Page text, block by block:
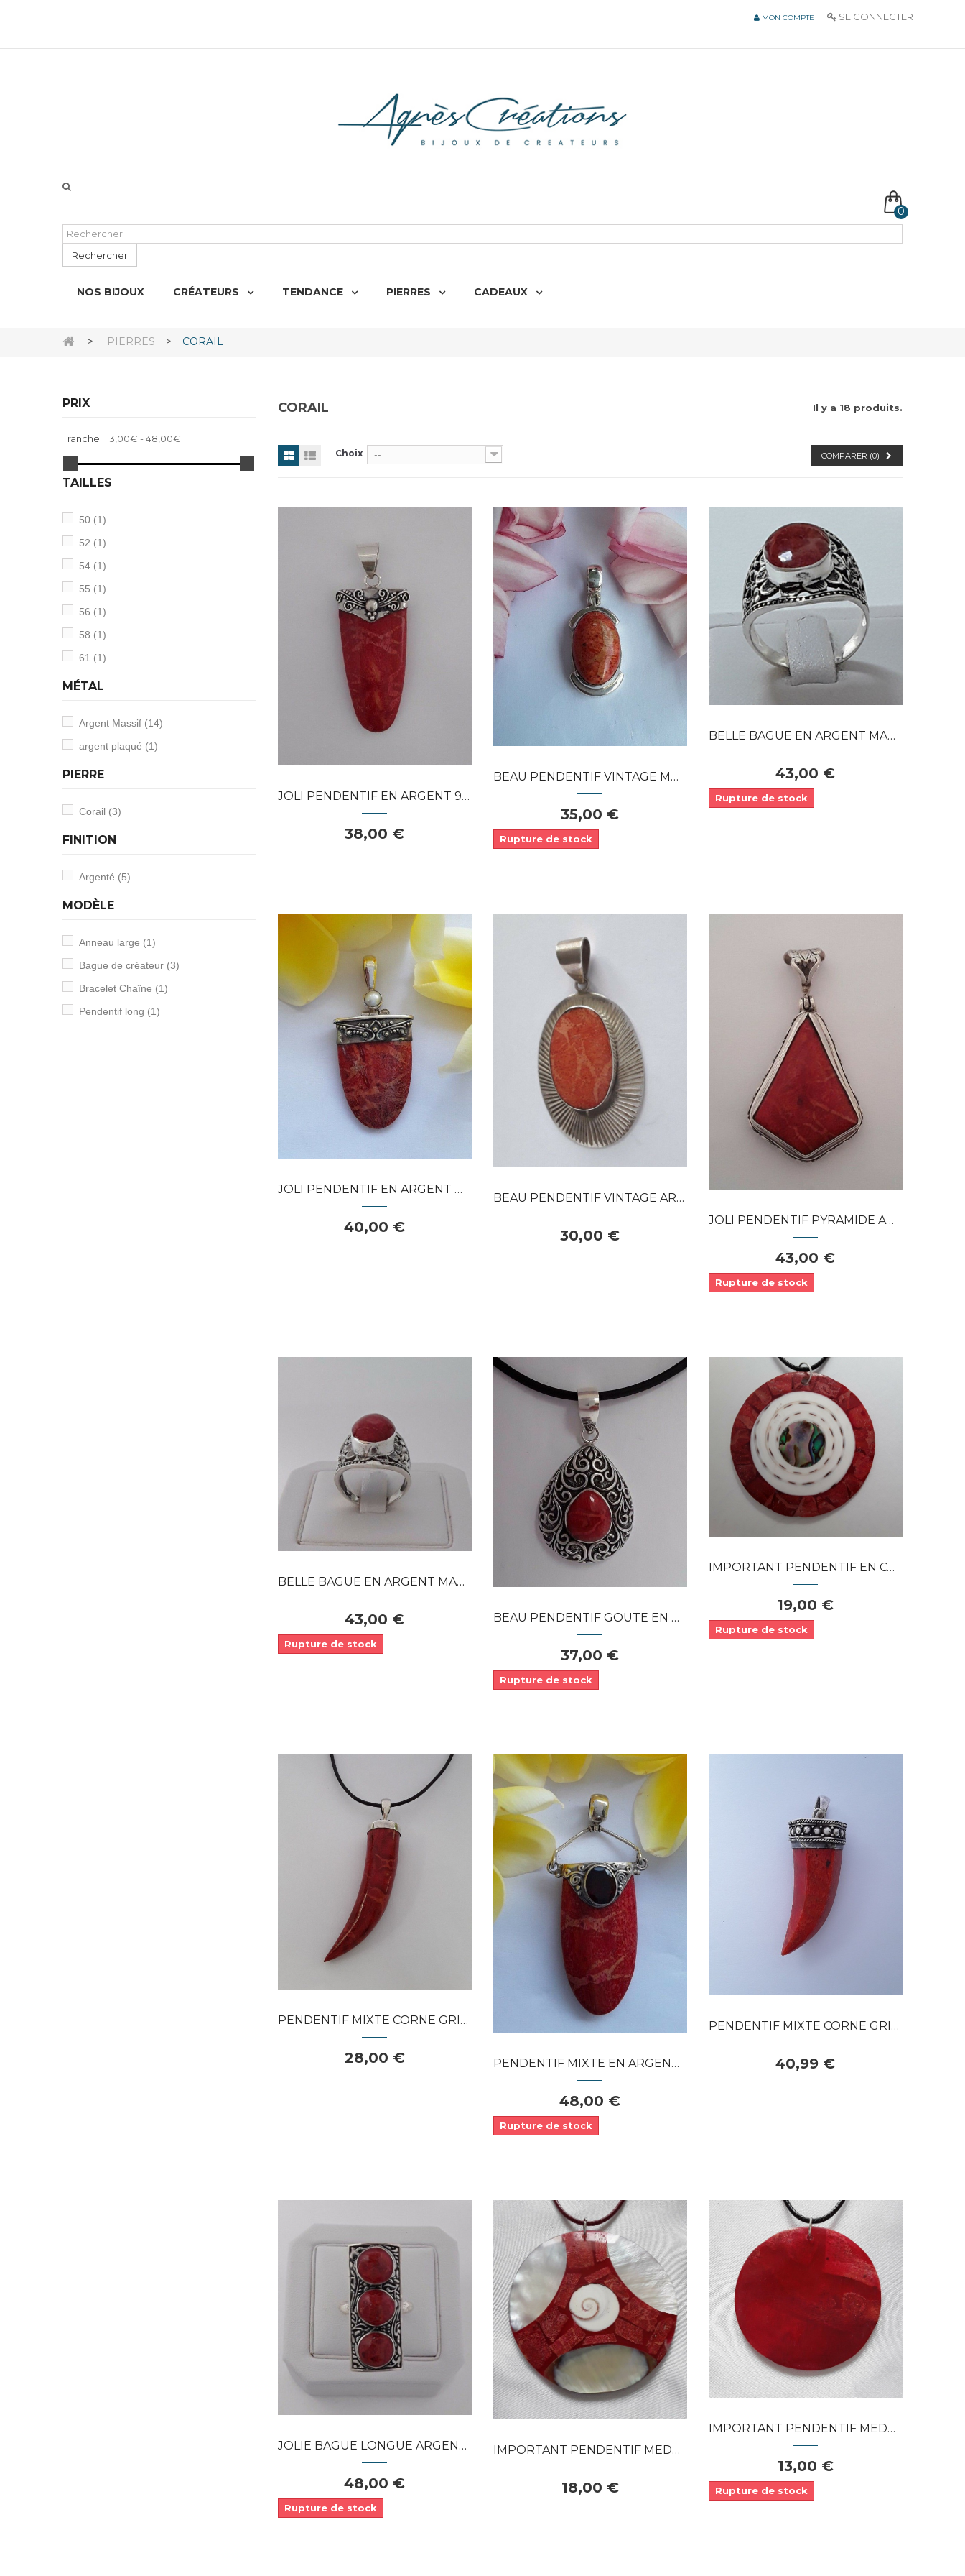
MON COMPTE SE CONNECTER
0
Rechercher
NOS BIJOUX CRÉATEURS TENDANCE PIERRES CADEAUX
> PIERRES > CORAIL
PRIX
Tranche : 13,00€ - 48,00€
TAILLES
50 (1)
52 (1)
54 (1)
55 (1)
56 (1)
58 (1)
61 (1)
MÉTAL
Argent Massif (14)
argent plaqué (1)
PIERRE
Corail (3)
FINITION
Argenté (5)
MODÈLE
Anneau large (1)
Bague de créateur (3)
Bracelet Chaîne (1)
Pendentif long (1)
CORAIL Il y a 18 produits.
COMPARER (0)
Choix --
APERÇU RAPIDE
JOLI PENDENTIF EN ARGENT 925 & CORAIL...
38,00 €
Dans mon panier
APERÇU RAPIDE
BEAU PENDENTIF VINTAGE MODERNE EN ARGENT...
35,00 €
Rupture de stock
Dans mon panier
APERÇU RAPIDE
BELLE BAGUE EN ARGENT MASSIF ORNÉE CORAIL...
43,00 €
Rupture de stock
APERÇU RAPIDE
JOLI PENDENTIF EN ARGENT ORNE DE CORAIL...
40,00 €
APERÇU RAPIDE
BEAU PENDENTIF VINTAGE ARGENT MASSIF &...
30,00 €
Dans mon panier
APERÇU RAPIDE
JOLI PENDENTIF PYRAMIDE ARGENT MASSIF...
43,00 €
Rupture de stock
Dans mon panier
APERÇU RAPIDE
BELLE BAGUE EN ARGENT MASSIF ORNEE CORAIL...
43,00 €
Rupture de stock
Dans mon panier
APERÇU RAPIDE
BEAU PENDENTIF GOUTE EN ARGENT 925 &...
37,00 €
Rupture de stock
Dans mon panier
APERÇU RAPIDE
IMPORTANT PENDENTIF EN COQUILLAGE / CORAIL...
19,00 €
Rupture de stock
APERÇU RAPIDE
PENDENTIF MIXTE CORNE GRIFFE DENT EN...
28,00 €
Dans mon panier
APERÇU RAPIDE
PENDENTIF MIXTE EN ARGENT MASSIF ORNE...
48,00 €
Rupture de stock
APERÇU RAPIDE
PENDENTIF MIXTE CORNE GRIFFE EN ARGENT...
40,99 €
Dans mon panier
APERÇU RAPIDE
JOLIE BAGUE LONGUE ARGENT 925 TRIO DE...
48,00 €
Rupture de stock
APERÇU RAPIDE
IMPORTANT PENDENTIF MEDAILLON NACRE &...
18,00 €
Dans mon panier
IMPORTANT PENDENTIF MEDAILLON EN CORAIL...
13,00 €
Rupture de stock